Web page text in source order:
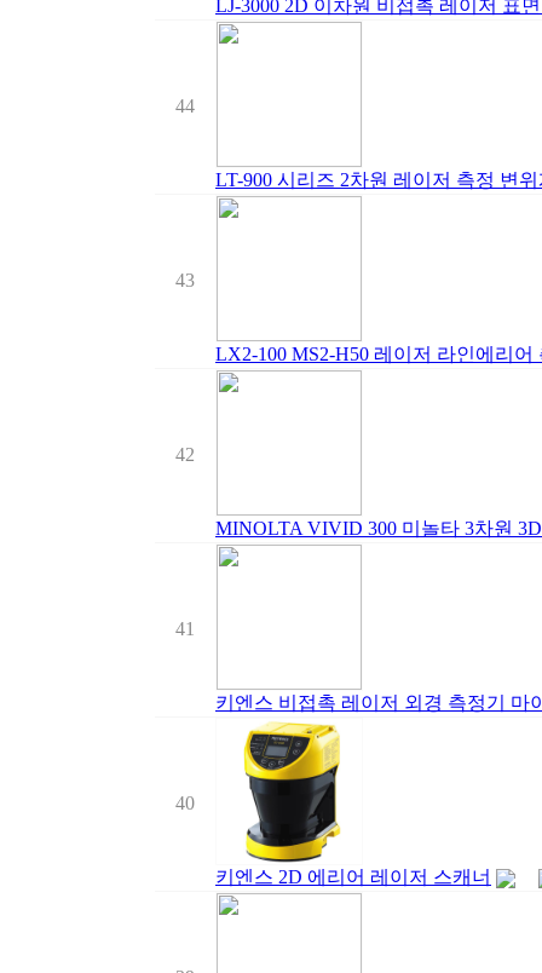
LJ-3000 2D 이차원 비접촉 레이저 표
44
LT-900 시리즈 2차원 레이저 측정 변
43
LX2-100 MS2-H50 레이저 라인에리어
42
MINOLTA VIVID 300 미놀타 3차원
41
키엔스 비접촉 레이저 외경 측정기 마
40
키엔스 2D 에리어 레이저 스캐너